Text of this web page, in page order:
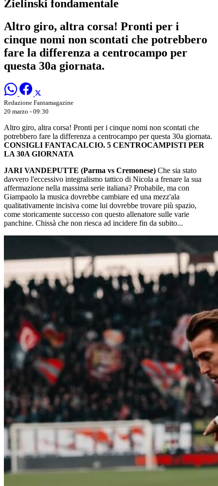
Zielinski fondamentale
Altro giro, altra corsa! Pronti per i
cinque nomi non scontati che potrebbero
fare la differenza a centrocampo per
questa 30a giornata.
Redazione Fantamagazine
20 marzo - 09:30
Altro giro, altra corsa! Pronti per i cinque nomi non scontati che
potrebbero fare la differenza a centrocampo per questa 30a giornata.
CONSIGLI FANTACALCIO. 5 CENTROCAMPISTI PER
LA 30A GIORNATA
JARI VANDEPUTTE (Parma vs Cremonese) Che sia stato
davvero l'eccessivo integralismo tattico di Nicola a frenare la sua
affermazione nella massima serie italiana? Probabile, ma con
Giampaolo la musica dovrebbe cambiare ed una mezz'ala
qualitativamente incisiva come lui dovrebbe trovare più spazio,
come storicamente successo con questo allenatore sulle varie
panchine. Chissà che non riesca ad incidere fin da subito...